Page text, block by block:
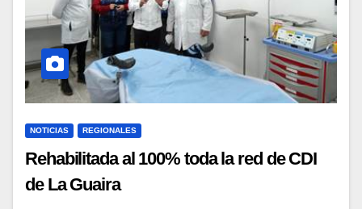
NOTICIAS REGIONALES
Rehabilitada al 100% toda la red de CDI
de La Guaira